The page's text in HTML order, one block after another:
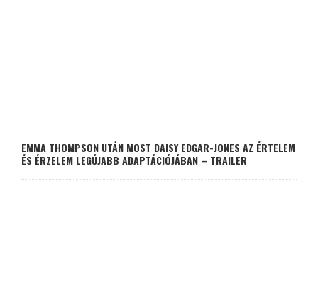
EMMA THOMPSON UTÁN MOST DAISY EDGAR-JONES AZ ÉRTELEM
ÉS ÉRZELEM LEGÚJABB ADAPTÁCIÓJÁBAN – TRAILER